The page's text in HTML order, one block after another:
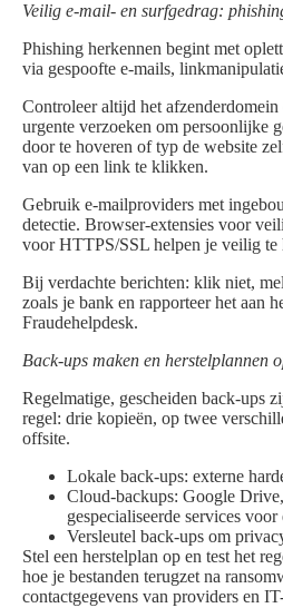
Veilig e-mail- en surfgedrag:
Phishing herkennen begint met
via gespoofte e-mails,
Controleer altijd het
urgente verzoeken om persoonlijke
door te hoveren of typ de website
van op een link te klikken.
Gebruik e-mailproviders met
detectie. Browser-extensies voor
voor HTTPS/SSL helpen je veilig te
Bij verdachte berichten: klik niet,
zoals je bank en rapporteer het aan
Fraudehelpdesk.
Back-ups maken en herstelplannen
Regelmatige, gescheiden back-ups
regel: drie kopieën, op twee
offsite.
Lokale back-ups: externe
Cloud-backups: Google
gespecialiseerde services
Versleutel back-ups om
Stel een herstelplan op en test het
hoe je bestanden terugzet na
contactgegevens van providers en